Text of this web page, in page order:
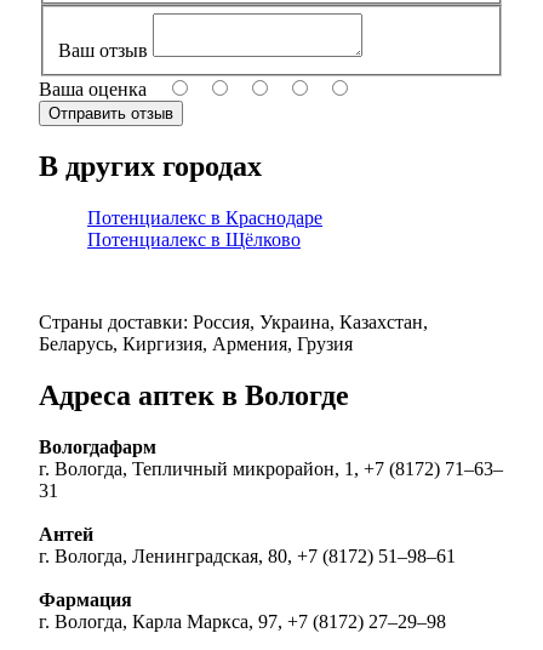
Ваш отзыв
Ваша оценка
В других городах
Потенциалекс в Краснодаре
Потенциалекс в Щёлково
Страны доставки: Россия, Украина, Казахстан,
Беларусь, Киргизия, Армения, Грузия
Адреса аптек в Вологде
Вологдафарм
г. Вологда, Тепличный микрорайон, 1, +7 (8172) 71‒63‒
31
Антей
г. Вологда, Ленинградская, 80, +7 (8172) 51‒98‒61
Фармация
г. Вологда, Карла Маркса, 97, +7 (8172) 27‒29‒98